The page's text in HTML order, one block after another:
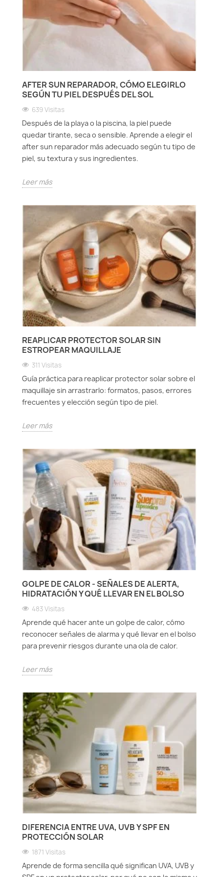
Protección solar
Óptica
Salud
Protección solar
Óptica
Salud
AFTER SUN REPARADOR, CÓMO ELEGIRLO
SEGÚN TU PIEL DESPUÉS DEL SOL
639 Visitas
Después de la playa o la piscina, la piel puede
quedar tirante, seca o sensible. Aprende a elegir el
after sun reparador más adecuado según tu tipo de
piel, su textura y sus ingredientes.
Leer más
REAPLICAR PROTECTOR SOLAR SIN
ESTROPEAR MAQUILLAJE
311 Visitas
Guía práctica para reaplicar protector solar sobre el
maquillaje sin arrastrarlo: formatos, pasos, errores
frecuentes y elección según tipo de piel.
Leer más
GOLPE DE CALOR - SEÑALES DE ALERTA,
HIDRATACIÓN Y QUÉ LLEVAR EN EL BOLSO
483 Visitas
Aprende qué hacer ante un golpe de calor, cómo
reconocer señales de alarma y qué llevar en el bolso
para prevenir riesgos durante una ola de calor.
Leer más
DIFERENCIA ENTRE UVA, UVB Y SPF EN
PROTECCIÓN SOLAR
1871 Visitas
Aprende de forma sencilla qué significan UVA, UVB y